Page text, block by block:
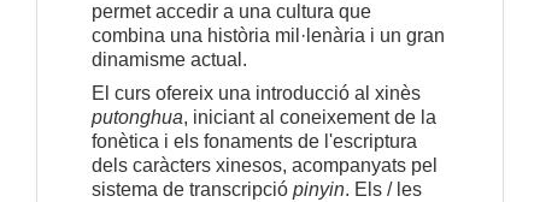
permet accedir a una cultura que
combina una història mil·lenària i un gran
dinamisme actual.
El curs ofereix una introducció al xinès
putonghua, iniciant al coneixement de la
fonètica i els fonaments de l'escriptura
dels caràcters xinesos, acompanyats pel
sistema de transcripció pinyin. Els / les